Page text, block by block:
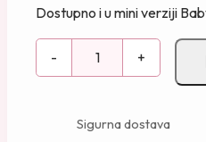
Dostupno i u mini verziji
-
P
i
+
Sigurna dostava